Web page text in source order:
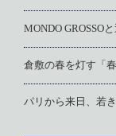
MONDO GROSSO
倉敷の春を灯す「春
パリから来日、若